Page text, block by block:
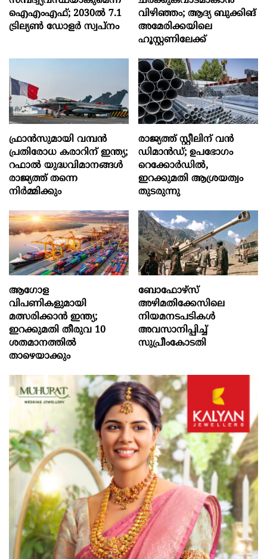
ഐഎംഎഫ്; 2030ല്‍ 7.1
ട്രില്യണ്‍ ഡോളര്‍ സ്വപ്നം
വിഴിഞ്ഞം; ആദ്യ ബുക്കിങ്
അമേരിക്കയിലെ
ഹൂസ്റ്റണിലേക്ക്
ഫ്രാൻസുമായി വമ്പന്‍
പ്രതിരോധ കരാറിന് ഇന്ത്യ;
റഫാല്‍ യുദ്ധവിമാനങ്ങള്‍
രാജ്യത്ത് തന്നെ
നിര്‍മ്മിക്കും
രാജ്യത്ത് സ്റ്റീലിന് വൻ
ഡിമാൻഡ്; ഉപഭോഗം
റെക്കോർഡിൽ,
ഇറക്കുമതി ആശ്രയത്വം
തുടരുന്നു
ആഗോള
വിപണികളുമായി
മത്സരിക്കാൻ ഇന്ത്യ;
ഇറക്കുമതി തീരുവ 10
ശതമാനത്തിൽ
താഴെയാക്കും
ബോഫോഴ്‌സ്
അഴിമതിക്കേസിലെ
നിയമനടപടികൾ
അവസാനിപ്പിച്ച്
സുപ്രീംകോടതി